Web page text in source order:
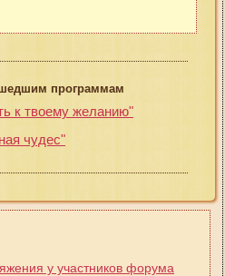
программам
к твоему желанию"
чудес"
у участников форума